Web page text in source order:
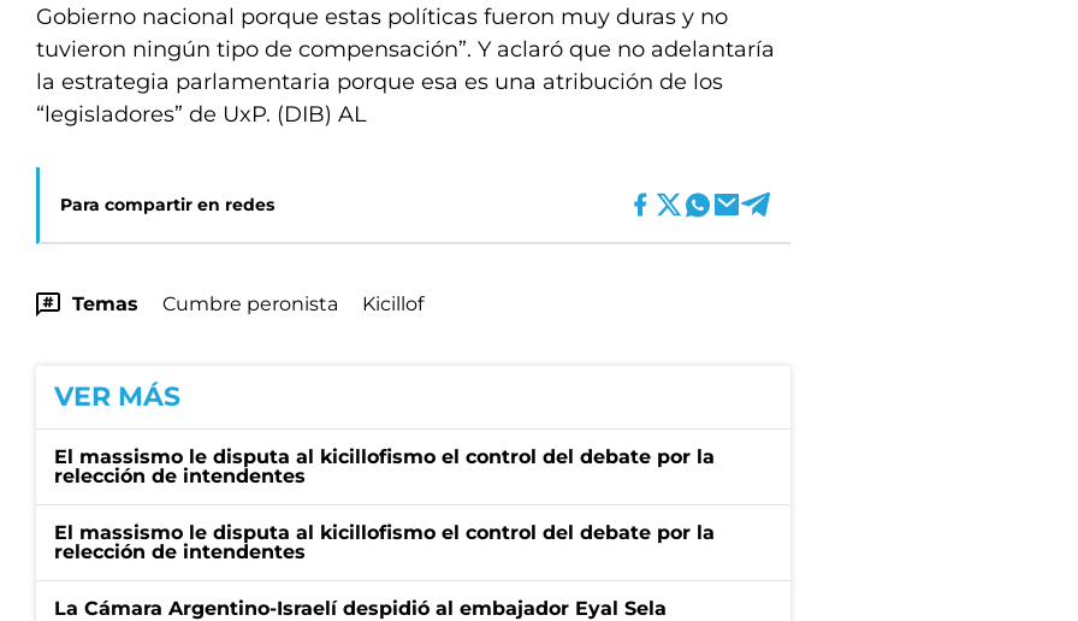
Gobierno nacional porque estas políticas fueron muy duras y no
tuvieron ningún tipo de compensación”. Y aclaró que no adelantaría
la estrategia parlamentaria porque esa es una atribución de los
“legisladores” de UxP. (DIB) AL
Para compartir en redes
Temas Cumbre peronista Kicillof
VER MÁS
El massismo le disputa al kicillofismo el control del debate por la
relección de intendentes
El massismo le disputa al kicillofismo el control del debate por la
relección de intendentes
La Cámara Argentino-Israelí despidió al embajador Eyal Sela